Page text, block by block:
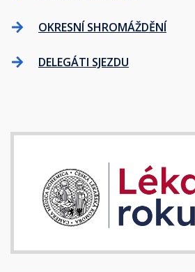
OKRESNÍ SHROMÁŽDĚNÍ
DELEGÁTI SJEZDU